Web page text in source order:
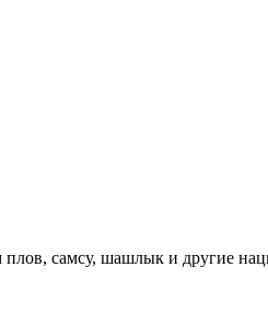
самсу, шашлык и другие